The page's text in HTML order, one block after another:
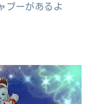
ブーがあるよ